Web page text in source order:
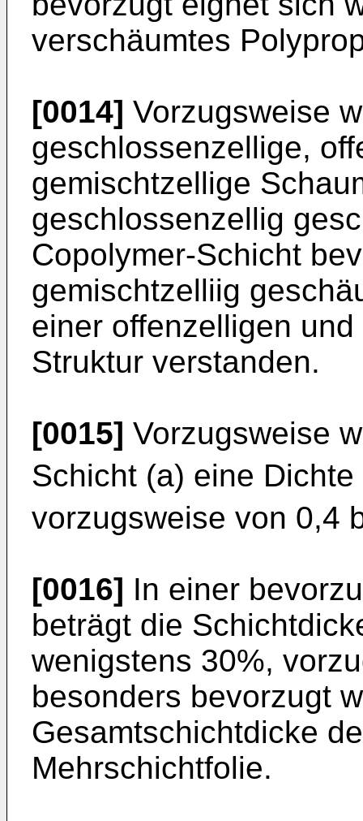
verschäumtes
[0014] Vorzugsweise
geschlossenzellige,
gemischtzellige
geschlossenzellig
Copolymer-Schicht
gemischtzelliig
einer offenzelligen
Struktur verstanden.
[0015] Vorzugsweise
Schicht (a) eine
vorzugsweise von 0,4
[0016] In einer
beträgt die
wenigstens 30%,
besonders bevorzugt
Gesamtschichtdicke
Mehrschichtfolie.